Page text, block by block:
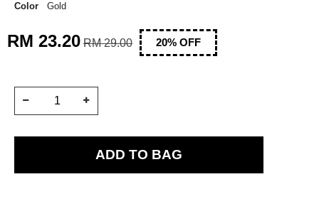
Color
Gold
RM 23.20 RM 29.00 20% OFF